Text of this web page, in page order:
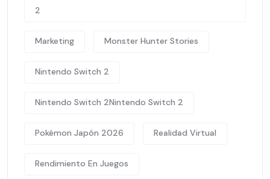
2
Marketing Monster Hunter Stories
Nintendo Switch 2
Nintendo Switch 2Nintendo Switch 2
Pokémon Japón 2026 Realidad Virtual
Rendimiento En Juegos